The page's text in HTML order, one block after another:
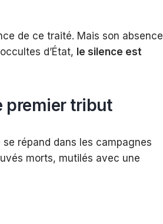
de ce traité. Mais son absence
d’État, le silence est
premier tribut
répand dans les campagnes
morts, mutilés avec une